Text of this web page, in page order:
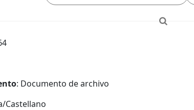
: Documento de archivo
Castellano